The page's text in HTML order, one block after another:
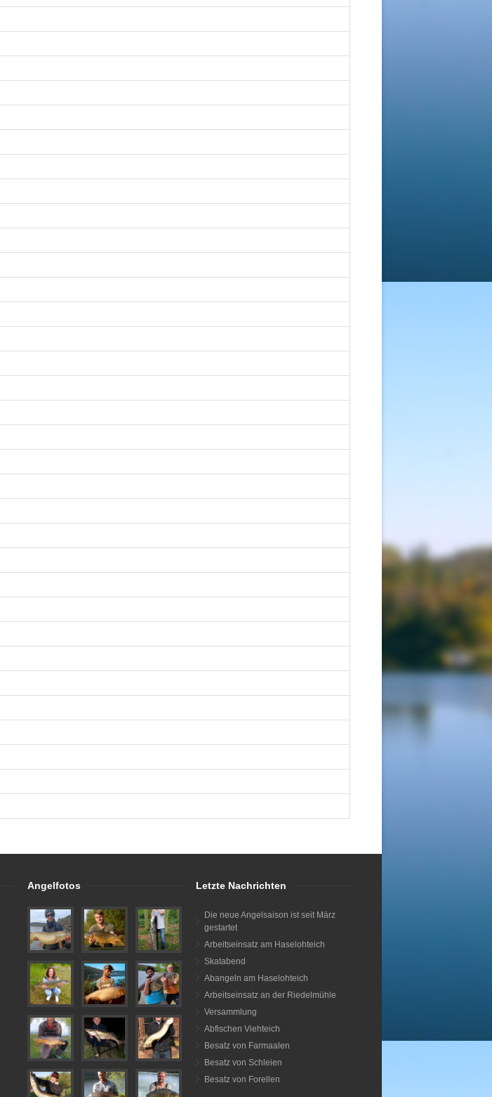
Angelfotos Letzte Nachrichten
Die neue Angelsaison ist seit März
gestartet
Arbeitseinsatz am Haselohteich
Skatabend
Abangeln am Haselohteich
Arbeitseinsatz an der Riedelmühle
Versammlung
Abfischen Viehteich
Besatz von Farmaalen
Besatz von Schleien
Besatz von Forellen